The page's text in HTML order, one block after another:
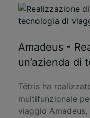
Amadeus -
un’azienda di
Tétris ha
multifunzionale
viaggio